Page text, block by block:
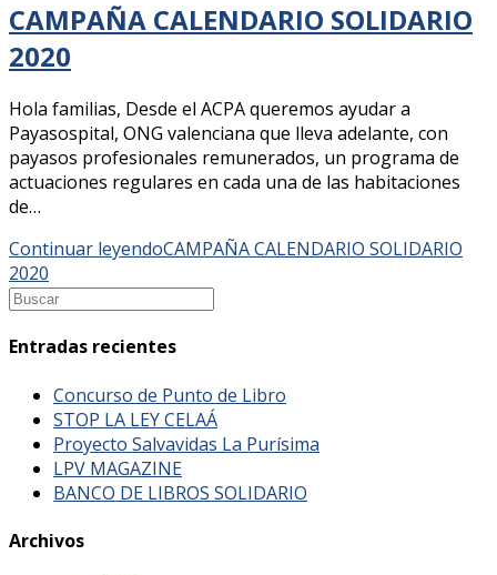
CAMPAÑA CALENDARIO SOLIDARIO
2020
Hola familias, Desde el ACPA queremos ayudar a
Payasospital, ONG valenciana que lleva adelante, con
payasos profesionales remunerados, un programa de
actuaciones regulares en cada una de las habitaciones
de…
Continuar leyendoCAMPAÑA CALENDARIO SOLIDARIO
2020
Entradas recientes
Concurso de Punto de Libro
STOP LA LEY CELAÁ
Proyecto Salvavidas La Purísima
LPV MAGAZINE
BANCO DE LIBROS SOLIDARIO
Archivos